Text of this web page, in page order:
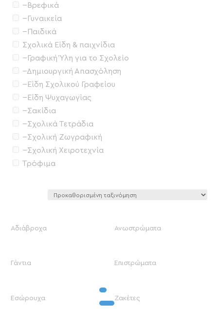
--Βρεφικά
--Γυναικεία
--Παιδικά
Σχολικά Είδη & παιχνίδια
--Γραφική Ύλη για το Σχολείο
--Δημιουργική Απασχόληση
--Είδη Σχολικού Γραφείου
--Είδη Ψυχαγωγίας
--Σακίδια
--Σχολικά Τετράδια
--Σχολική Ζωγραφική
--Σχολική Χειροτεχνία
Τρόφιμα
Αδιάβροχα Ανωστρώματα
Γάντια Επιστρώματα
Εσώρουχα Ζακέτες